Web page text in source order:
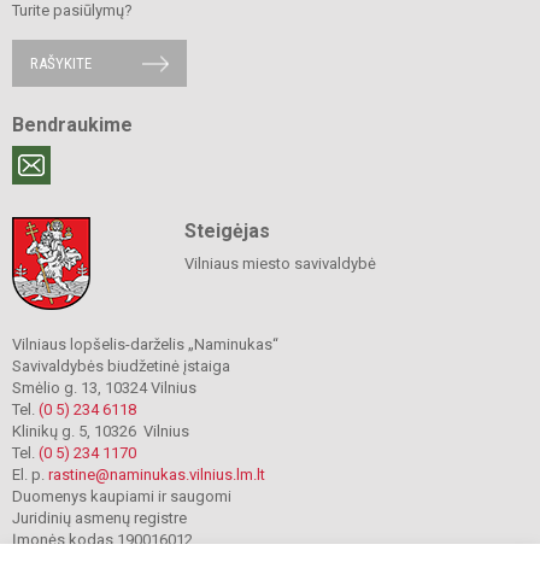
Turite pasiūlymų?
RAŠYKITE
Bendraukime
Steigėjas
Vilniaus miesto savivaldybė
Vilniaus lopšelis-darželis „Naminukas“
Savivaldybės biudžetinė įstaiga
Smėlio g. 13, 10324 Vilnius
Tel. (0 5) 234 6118
Klinikų g. 5, 10326 Vilnius
Tel. (0 5) 234 1170
El. p. rastine@naminukas.vilnius.lm.lt
Duomenys kaupiami ir saugomi
Juridinių asmenų registre
Įmonės kodas 190016012